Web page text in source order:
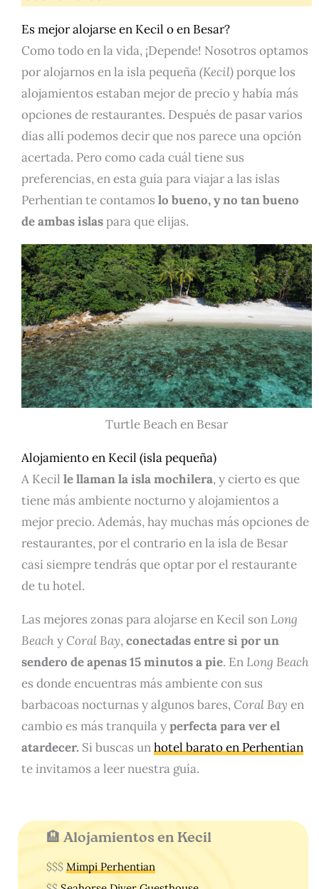
Es mejor alojarse en Kecil o en Besar?
Como todo en la vida, ¡Depende! Nosotros optamos
por alojarnos en la isla pequeña(Kecil)porque los
alojamientos estaban mejor de precio y había más
opciones de restaurantes. Después de pasar varios
días allí podemos decir que nos parece una opción
acertada. Pero como cada cuál tiene sus
preferencias, en esta guía para viajar a las islas
Perhentian te contamos lo bueno, y no tan bueno
de ambas islaspara que elijas.
Turtle Beach en Besar
Alojamiento en Kecil (isla pequeña)
A Kecil le llaman la isla mochilera, y cierto es que
tiene más ambiente nocturno y alojamientos a
mejor precio. Además, hay muchas más opciones de
restaurantes, por el contrario en la isla de Besar
casi siempre tendrás que optar por el restaurante
de tu hotel.
Las mejores zonas para alojarse en Kecil son Long
Beachy Coral Bay,conectadas entre si por un
sendero de apenas 15 minutos a pie. En Long Beach
es donde encuentras más ambiente con sus
barbacoas nocturnas y algunos bares, Coral Bay en
cambio es más tranquila yperfecta para ver el
atardecer. Si buscas unhotel barato en Perhentian
te invitamos a leer nuestra guía.
🏨 Alojamientos en Kecil
$$$Mimpi Perhentian